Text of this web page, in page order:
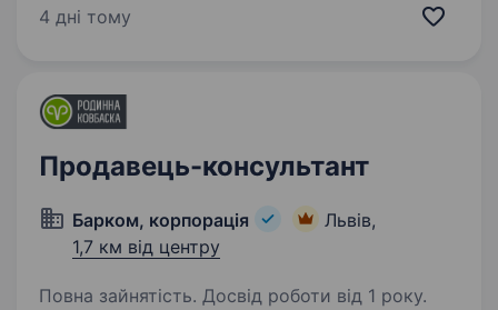
нд 8:30−18:00 Дружню та підтримуючу
4 дні тому
Продавець-консультант
Барком, корпорація
Львів,
1,7 км від центру
Повна зайнятість. Досвід роботи від 1 року.